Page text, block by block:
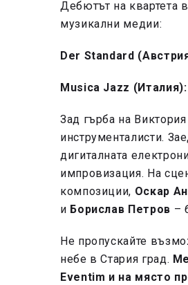
Дебютът на квартета
музикални медии:
Der Standard
Musica Jazz (Италия):
Зад гърба на
инструменталисти.
дигиталната
импровизация. На
композиции, Оскар
и Борислав Петров –
Не пропускайте
небе в Стария град.
Eventim и на място